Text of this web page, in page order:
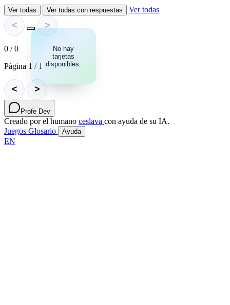
Ver todas Ver todas con respuestas Ver todas
<
No hay
tarjetas
disponibles.
>
0 / 0
Página 1 / 1
< >
Profe Dev
Creado por el humano ceslava con ayuda de su IA.
Juegos Glosario Ayuda
EN